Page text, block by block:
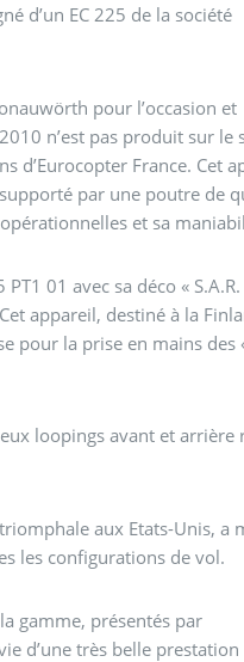
d’un EC 225 de la société
pour l’occasion et
n’est pas produit sur le
d’Eurocopter France. Cet
par une poutre de
et sa
« S.A.R. » puis ensuite, le plus
appareil, destiné à la
pour la prise en mains
loopings avant et arrière
aux Etats-Unis, a
les configurations de vol.
gamme, présentés par
d’une très belle prestation